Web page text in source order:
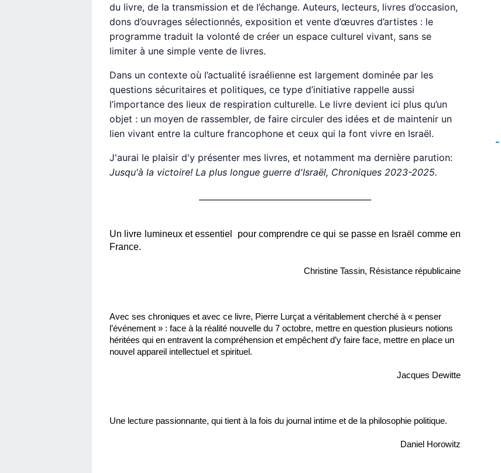
du livre, de la transmission et de l’échange. Auteurs, lecteurs, livres d’occasion,
dons d’ouvrages sélectionnés, exposition et vente d’œuvres d’artistes : le
programme traduit la volonté de créer un espace culturel vivant, sans se
limiter à une simple vente de livres.
Dans un contexte où l’actualité israélienne est largement dominée par les
questions sécuritaires et politiques, ce type d’initiative rappelle aussi
l’importance des lieux de respiration culturelle. Le livre devient ici plus qu’un
objet : un moyen de rassembler, de faire circuler des idées et de maintenir un
lien vivant entre la culture francophone et ceux qui la font vivre en Israël.
J'aurai le plaisir d'y présenter mes livres, et notamment ma dernière parution:
Jusqu'à la victoire! La plus longue guerre d'Israël, Chroniques 2023-2025.
Un livre lumineux et essentiel  pour comprendre ce qui se passe en Israël comme en
France.
Christine Tassin, Résistance républicaine
Avec ses chroniques et avec ce livre, Pierre Lurçat a véritablement cherché à « penser
l’événement » : face à la réalité nouvelle du 7 octobre, mettre en question plusieurs notions
héritées qui en entravent la compréhension et empêchent d’y faire face, mettre en place un
nouvel appareil intellectuel et spirituel.
Jacques Dewitte
Une lecture passionnante, qui tient à la fois du journal intime et de la philosophie politique.
Daniel Horowitz